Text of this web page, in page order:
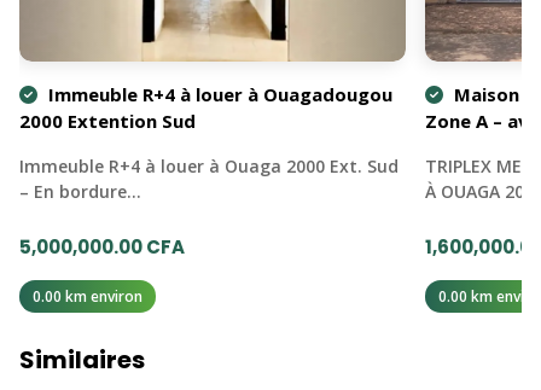
Immeuble R+4 à louer à Ouagadougou
2000 Extention Sud
Immeuble R+4 à louer à Ouaga 2000 Ext. Sud
– En bordure…
5,000,000.00 CFA
0.00 km environ
Maison
Zone A –
TRIPLEX
À OUAGA
0.00 km
Similaires